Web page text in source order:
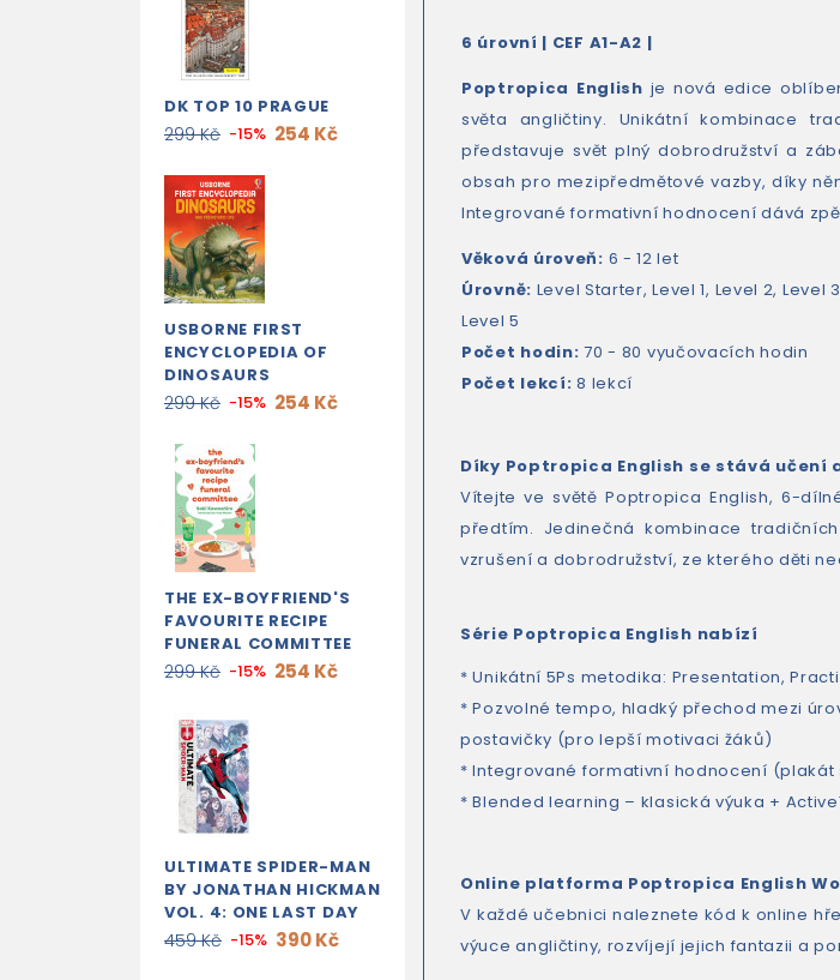
DK TOP 10 PRAGUE
299 Kč -15% 254 Kč
USBORNE FIRST
ENCYCLOPEDIA OF
DINOSAURS
299 Kč -15% 254 Kč
THE EX-BOYFRIEND'S
FAVOURITE RECIPE
FUNERAL COMMITTEE
299 Kč -15% 254 Kč
ULTIMATE SPIDER-MAN
BY JONATHAN HICKMAN
VOL. 4: ONE LAST DAY
459 Kč -15% 390 Kč
6 úrovní | CEF A1-A2 |
Poptropica English je nová edice
světa angličtiny. Unikátní kombinace
představuje svět plný dobrodružství a
obsah pro mezipředmětové vazby, díky
Integrované formativní hodnocení dává
Věková úroveň: 6 - 12 let
Úrovně: Level Starter, Level 1, Level 2, Level
Level 5
Počet hodin:70 - 80 vyučovacích hodin
Počet lekcí:8 lekcí
Díky Poptropica English se stává
Vítejte ve světě Poptropica English, 6-
předtím. Jedinečná kombinace
vzrušení a dobrodružství, ze kterého děti
Série Poptropica English nabízí
* Unikátní 5Ps metodika: Presentation,
* Pozvolné tempo, hladký přechod mezi
postavičky (pro lepší motivaci žáků)
* Integrované formativní hodnocení (plakát
* Blended learning – klasická výuka +
Online platforma Poptropica English
V každé učebnici naleznete kód k online
výuce angličtiny, rozvíjejí jejich fantazii a